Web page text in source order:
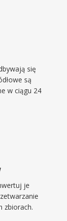
bogate
się
są
w ciągu 24
je
zbiorach.